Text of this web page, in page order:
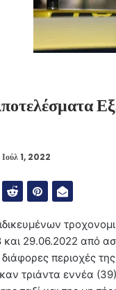
Ιούλ 1, 2022
και 29.06.2022 από
περιοχές
τριάντα εννέα